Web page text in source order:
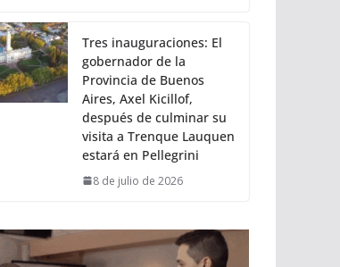
Tres inauguraciones: El
gobernador de la
Provincia de Buenos
Aires, Axel Kicillof,
después de culminar su
visita a Trenque Lauquen
estará en Pellegrini
8 de julio de 2026